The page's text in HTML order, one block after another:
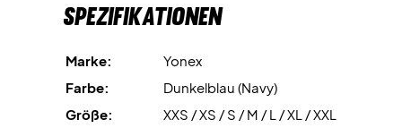
Spezifikationen
Marke:
Yonex
Farbe:
Dunkelblau (Navy)
Größe:
XXS / XS / S / M / L / XL / XXL